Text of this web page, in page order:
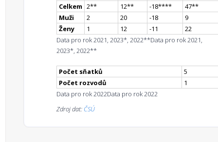
Celkem 2** 12** -18**** 47**
Muži
2 20 -18
9
Ženy
1 12 -11
22
Data pro rok 2021, 2023*, 2022**Data pro rok 2021,
2023*, 2022**
Počet sňatků
5
Počet rozvodů
1
Data pro rok 2022Data pro rok 2022
Zdroj dat: ČSÚ